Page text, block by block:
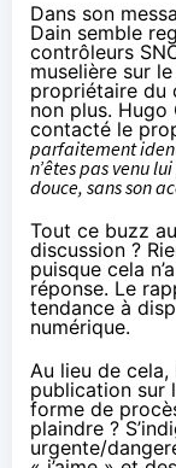
Dans son
Dain semble
contrôleurs
muselière sur
propriétaire du
non plus. Hugo
contacté le
parfaitement
n’êtes pas venu
douce, sans son
Tout ce buzz
discussion ?
puisque cela
réponse. Le
tendance à
numérique.
Au lieu de
publication sur
forme de
plaindre ?
urgente/